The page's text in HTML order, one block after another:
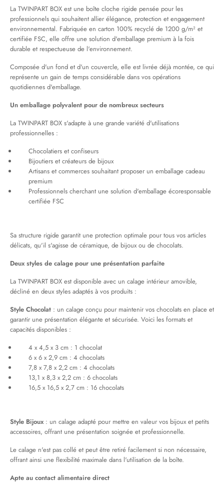
La TWINPART BOX est une boîte cloche rigide pensée pour les
professionnels qui souhaitent allier élégance, protection et engagement
environnemental. Fabriquée en carton 100% recyclé de 1200 g/m² et
certifiée FSC, elle offre une solution d'emballage premium à la fois
durable et respectueuse de l'environnement.
Composée d'un fond et d'un couvercle, elle est livrée déjà montée, ce qui
représente un gain de temps considérable dans vos opérations
quotidiennes d'emballage.
Un emballage polyvalent pour de nombreux secteurs
La TWINPART BOX s'adapte à une grande variété d'utilisations
professionnelles :
Chocolatiers et confiseurs
Bijoutiers et créateurs de bijoux
Artisans et commerces souhaitant proposer un emballage cadeau
premium
Professionnels cherchant une solution d'emballage écoresponsable
certifiée FSC
Sa structure rigide garantit une protection optimale pour tous vos articles
délicats, qu'il s'agisse de céramique, de bijoux ou de chocolats.
Deux styles de calage pour une présentation parfaite
La TWINPART BOX est disponible avec un calage intérieur amovible,
décliné en deux styles adaptés à vos produits :
Style Chocolat : un calage conçu pour maintenir vos chocolats en place et
garantir une présentation élégante et sécurisée. Voici les formats et
capacités disponibles :
4 x 4,5 x 3 cm : 1 chocolat
6 x 6 x 2,9 cm : 4 chocolats
7,8 x 7,8 x 2,2 cm : 4 chocolats
13,1 x 8,3 x 2,2 cm : 6 chocolats
16,5 x 16,5 x 2,7 cm : 16 chocolats
Style Bijoux : un calage adapté pour mettre en valeur vos bijoux et petits
accessoires, offrant une présentation soignée et professionnelle.
Le calage n'est pas collé et peut être retiré facilement si non nécessaire,
offrant ainsi une flexibilité maximale dans l'utilisation de la boîte.
Apte au contact alimentaire direct